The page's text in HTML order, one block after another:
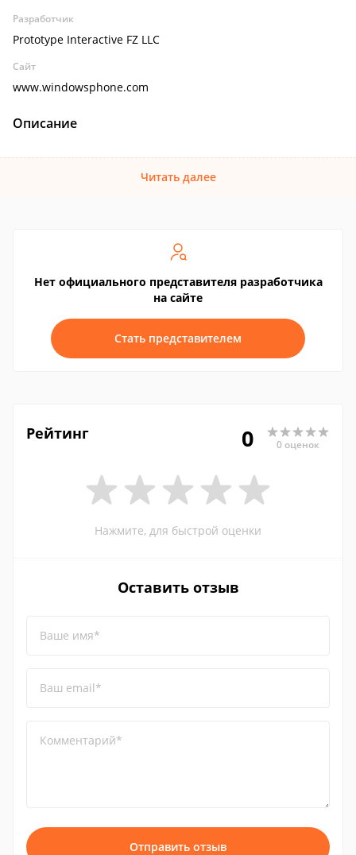
Разработчик
Prototype Interactive FZ LLC
Сайт
www.windowsphone.com
Описание
Читать далее
Нет официального представителя разработчика
на сайте
Стать представителем
Рейтинг 0 0 оценок
Нажмите, для быстрой оценки
Оставить отзыв
Ваше имя*
Ваш email*
Комментарий*
Отправить отзыв